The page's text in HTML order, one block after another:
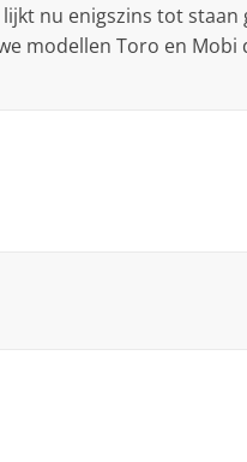
nu enigszins tot
modellen Toro en Mobi